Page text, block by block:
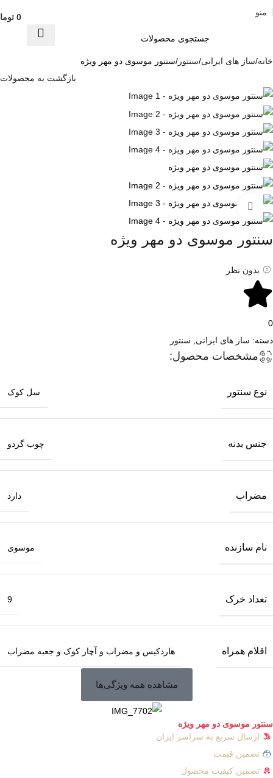
منو 0
خانه ساز های ایرانی سنتور سنتور موسوی دو مهر ویژه
بازگشت به محصولات
برای بزرگنمایی کلیک کنید
سنتور موسوی دو مهر ویژه
بدون نظر
0
دسته: ساز های ایرانی, سنتور
مشخصات محصول:
نوع سنتور سل کوک
جنس بدنه چوب گردو
مضراب دارد
نام سازنده موسوی
تعداد خرک 9
اقلام همراه هاردکیس و مضراب و آچار کوک و جعبه مضراب
مشاهده همه ویژگی‌ها
سنتور موسوی دو مهر ویژه
ارسال سریع به سراسر ایران
تضمین قیمت
تضمین کیفیت محصول